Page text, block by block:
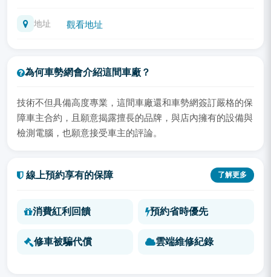
地址 觀看地址
為何車勢網會介紹這間車廠？
技術不但具備高度專業，這間車廠還和車勢網簽訂嚴格的保
障車主合約，且願意揭露擅長的品牌，與店內擁有的設備與
檢測電腦，也願意接受車主的評論。
線上預約享有的保障 了解更多
消費紅利回饋 預約省時優先
修車被騙代償 雲端維修紀錄